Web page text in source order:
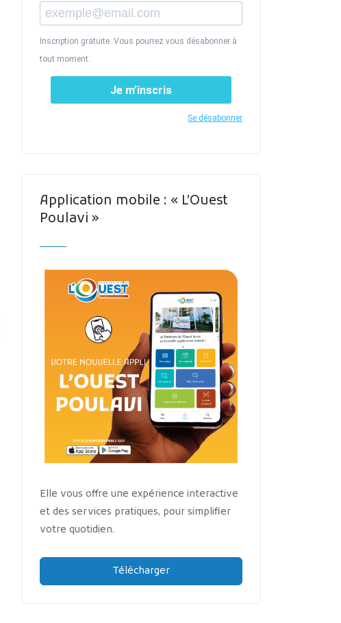
Inscription gratuite. Vous pourrez vous désabonner à
tout moment.
Je m’inscris
Se désabonner
Application mobile : « L’Ouest
Poulavi »
Elle vous offre une expérience interactive
et des services pratiques, pour simplifier
votre quotidien.
Télécharger